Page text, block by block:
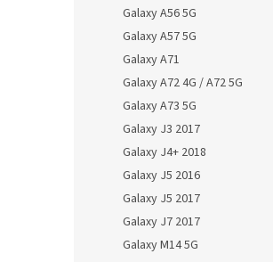
Galaxy A56 5G
Galaxy A57 5G
Galaxy A71
Galaxy A72 4G / A72 5G
Galaxy A73 5G
Galaxy J3 2017
Galaxy J4+ 2018
Galaxy J5 2016
Galaxy J5 2017
Galaxy J7 2017
Galaxy M14 5G